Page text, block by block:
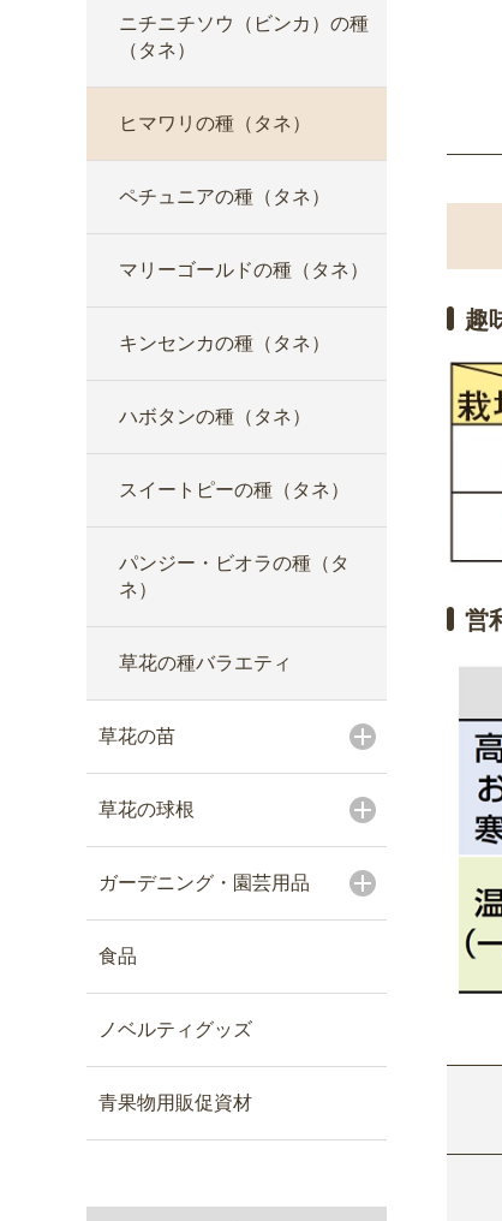
ニチニチソウ（ビンカ）の種
（タネ）
ヒマワリの種（タネ）
ペチュニアの種（タネ）
マリーゴールドの種（タネ）
キンセンカの種（タネ）
ハボタンの種（タネ）
スイートピーの種（タネ）
パンジー・ビオラの種（タ
ネ）
草花の種バラエティ
草花の苗
草花の球根
ガーデニング・園芸用品
食品
ノベルティグッズ
青果物用販促資材
趣
営